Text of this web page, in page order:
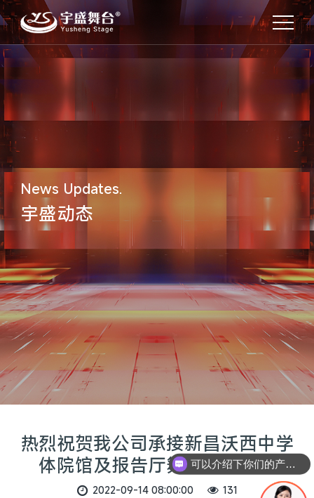
News Updates.
宇盛动态
热烈祝贺我公司承接新昌沃西中学
体院馆及报告厅舞台设备项目
2022-09-14 08:00:00 131
可以介绍下你们的产品么